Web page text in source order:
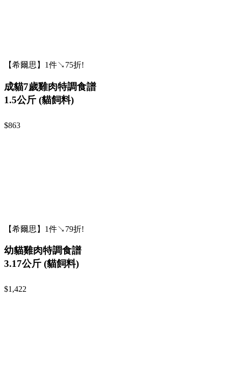
【希爾思】1件↘75折!
成貓7歲雞肉特調食譜
1.5公斤 (貓飼料)
$863
【希爾思】1件↘79折!
幼貓雞肉特調食譜
3.17公斤 (貓飼料)
$1,422